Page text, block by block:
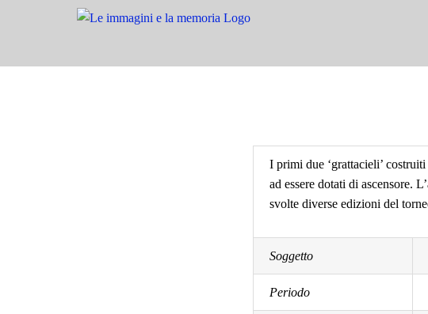
I primi due ‘grattacieli’
ad essere dotati di ascensore.
svolte diverse edizioni del
Soggetto
Periodo